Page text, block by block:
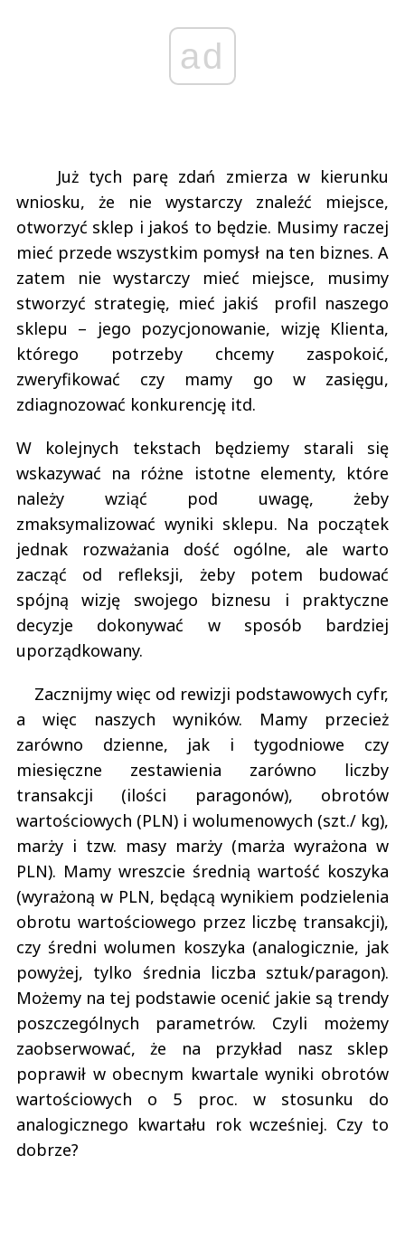
ad
Już tych parę zdań zmierza w kierunku
wniosku, że nie wystarczy znaleźć miejsce,
otworzyć sklep i jakoś to będzie. Musimy raczej
mieć przede wszystkim pomysł na ten biznes. A
zatem nie wystarczy mieć miejsce, musimy
stworzyć strategię, mieć jakiś profil naszego
sklepu – jego pozycjonowanie, wizję Klienta,
którego potrzeby chcemy zaspokoić,
zweryfikować czy mamy go w zasięgu,
zdiagnozować konkurencję itd.
W kolejnych tekstach będziemy starali się
wskazywać na różne istotne elementy, które
należy wziąć pod uwagę, żeby
zmaksymalizować wyniki sklepu. Na początek
jednak rozważania dość ogólne, ale warto
zacząć od refleksji, żeby potem budować
spójną wizję swojego biznesu i praktyczne
decyzje dokonywać w sposób bardziej
uporządkowany.
Zacznijmy więc od rewizji podstawowych cyfr,
a więc naszych wyników. Mamy przecież
zarówno dzienne, jak i tygodniowe czy
miesięczne zestawienia zarówno liczby
transakcji (ilości paragonów), obrotów
wartościowych (PLN) i wolumenowych (szt./ kg),
marży i tzw. masy marży (marża wyrażona w
PLN). Mamy wreszcie średnią wartość koszyka
(wyrażoną w PLN, będącą wynikiem podzielenia
obrotu wartościowego przez liczbę transakcji),
czy średni wolumen koszyka (analogicznie, jak
powyżej, tylko średnia liczba sztuk/paragon).
Możemy na tej podstawie ocenić jakie są trendy
poszczególnych parametrów. Czyli możemy
zaobserwować, że na przykład nasz sklep
poprawił w obecnym kwartale wyniki obrotów
wartościowych o 5 proc. w stosunku do
analogicznego kwartału rok wcześniej. Czy to
dobrze?